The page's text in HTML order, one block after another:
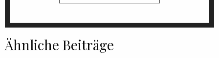
Ähnliche Beiträge